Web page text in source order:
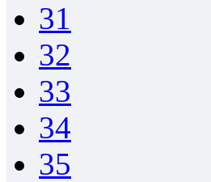
31
32
33
34
35